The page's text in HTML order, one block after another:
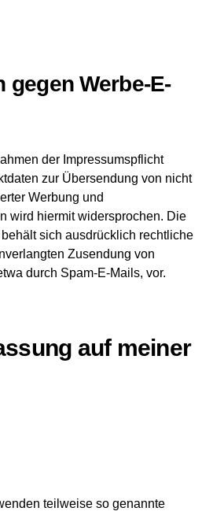
gegen Werbe-E-
der Impressumspflicht
zur Übersendung von nicht
Werbung und
wird hiermit widersprochen. Die
sich ausdrücklich rechtliche
Zusendung von
durch Spam-E-Mails, vor.
auf meiner
teilweise so genannte